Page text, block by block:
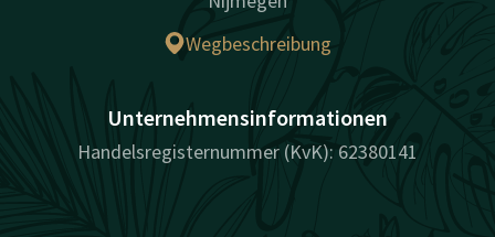
Wegbeschreibung
Unternehmensinformationen
Handelsregisternummer (KvK): 62380141